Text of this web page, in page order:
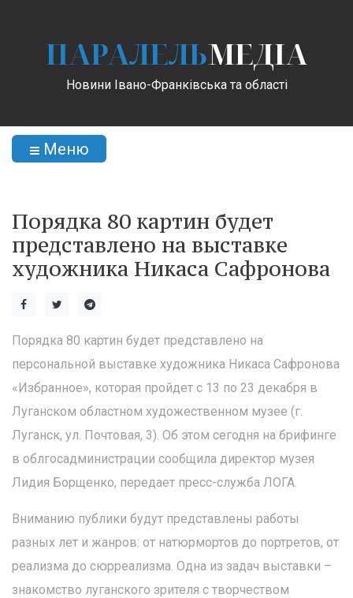
ПАРАЛЕЛЬМЕДІА
Новини Івано-Франківська та області
Меню
Порядка 80 картин будет
представлено на выставке
художника Никаса Сафронова
Порядка 80 картин будет представлено на
персональной выставке художника Никаса Сафронова
«Избранное», которая пройдет с 13 по 23 декабря в
Луганском областном художественном музее (г.
Луганск, ул. Почтовая, 3). Об этом сегодня на брифинге
в облгосадминистрации сообщила директор музея
Лидия Борщенко, передает пресс-служба ЛОГА.
Вниманию публики будут представлены работы
разных лет и жанров: от натюрмортов до портретов, от
реализма до сюрреализма. Одна из задач выставки –
знакомство луганского зрителя с творчеством